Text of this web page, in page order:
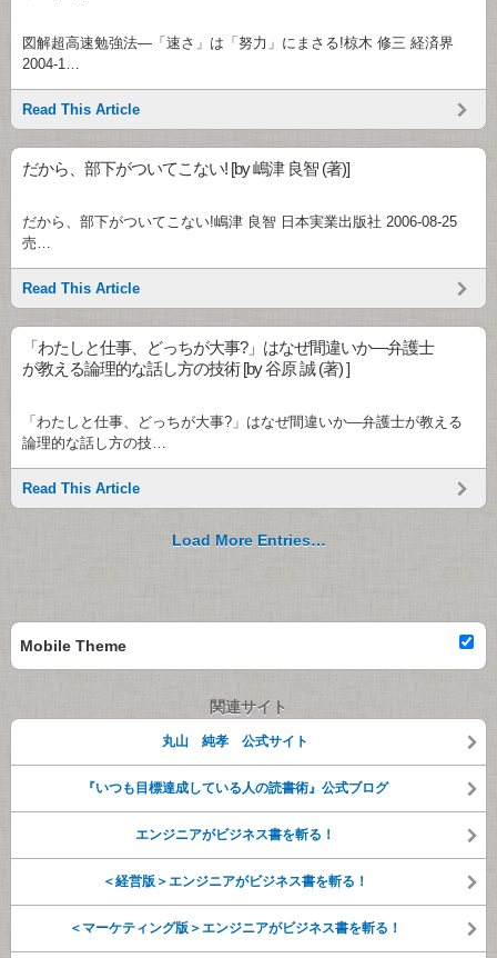
図解超高速勉強法―「速さ」は「努力」にまさる!椋木 修三 経済界
2004-1…
Read This Article
だから、部下がついてこない! [by 嶋津 良智 (著)]
だから、部下がついてこない!嶋津 良智 日本実業出版社 2006-08-25
売…
Read This Article
「わたしと仕事、どっちが大事?」はなぜ間違いか―弁護士
が教える論理的な話し方の技術 [by 谷原 誠 (著) ]
「わたしと仕事、どっちが大事?」はなぜ間違いか―弁護士が教える
論理的な話し方の技…
Read This Article
Load More Entries…
Mobile Theme
関連サイト
丸山 純孝 公式サイト
『いつも目標達成している人の読書術』公式ブログ
エンジニアがビジネス書を斬る！
＜経営版＞エンジニアがビジネス書を斬る！
＜マーケティング版＞エンジニアがビジネス書を斬る！